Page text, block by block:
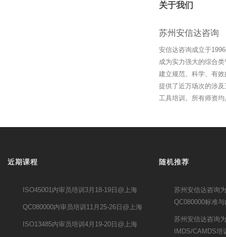
关于我们
苏州安信达咨询
安信达咨询成立于
成为实力强大的综合
建立规范、科学、有
提供了近万场次的涉
工具培训。所有师资
近期课程
ISO45001内审员培训3月18-19日@上海
QC080000内审员培训11月25-26日@上海
ISO13485内审员培训4月19-20日@上海
随机推荐
苏州安信达咨询
QC080000标准
苏州安信达咨询
IMDS/CAMDS培